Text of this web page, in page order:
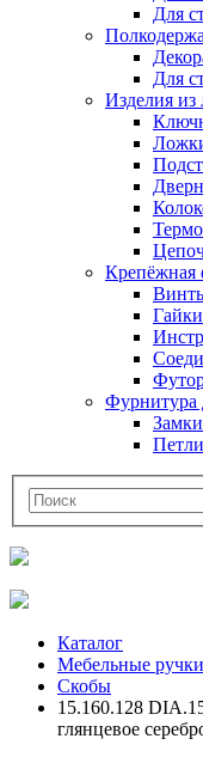
Для
Для
Изделия из
Крепёжная
Гайки
Фурнитура
Каталог
Мебельные ручки
Скобы
15.160.128
глянцевое